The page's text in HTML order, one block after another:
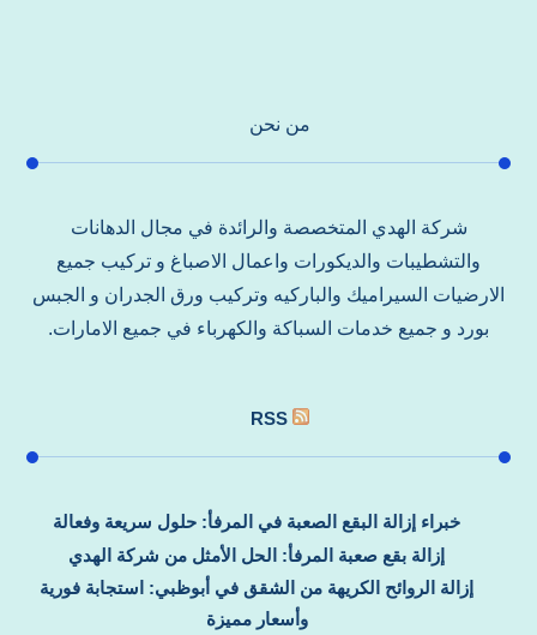
من نحن
شركة الهدي المتخصصة والرائدة في مجال الدهانات
والتشطيبات والديكورات واعمال الاصباغ و تركيب جميع
الارضيات السيراميك والباركيه وتركيب ورق الجدران و الجبس
بورد و جميع خدمات السباكة والكهرباء في جميع الامارات.
RSS
خبراء إزالة البقع الصعبة في المرفأ: حلول سريعة وفعالة
إزالة بقع صعبة المرفأ: الحل الأمثل من شركة الهدي
إزالة الروائح الكريهة من الشقق في أبوظبي: استجابة فورية
وأسعار مميزة